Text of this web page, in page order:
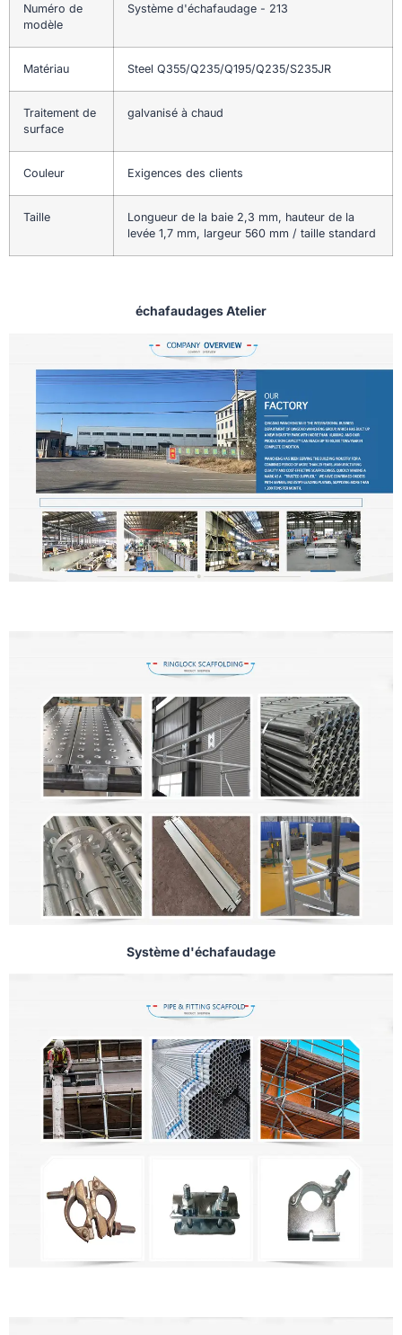
Numéro de
modèle
Système d'échafaudage - 213
Matériau Steel Q355/Q235/Q195/Q235/S235JR
Traitement de
surface
galvanisé à chaud
Couleur Exigences des clients
Taille
Longueur de la baie 2,3 mm, hauteur de la
levée 1,7 mm, largeur 560 mm / taille standard
échafaudages Atelier
Système d'échafaudage